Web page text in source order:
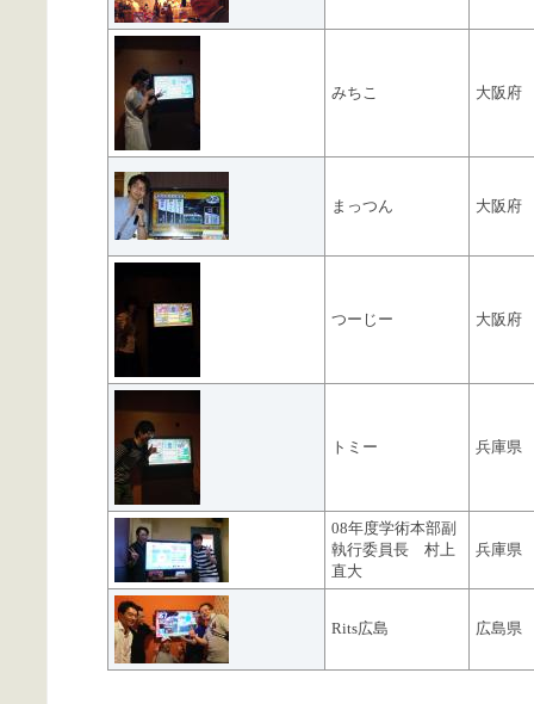
みちこ 大阪府
まっつん 大阪府
つーじー 大阪府
トミー 兵庫県
08年度学術本部副
執行委員長 村上
直大
兵庫県
Rits広島 広島県